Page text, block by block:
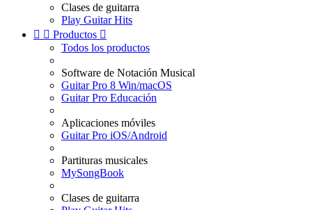
Clases de guitarra
Play Guitar Hits
  Productos 
Todos los productos
Software de Notación Musical
Guitar Pro 8 Win/macOS
Guitar Pro Educación
Aplicaciones móviles
Guitar Pro iOS/Android
Partituras musicales
MySongBook
Clases de guitarra